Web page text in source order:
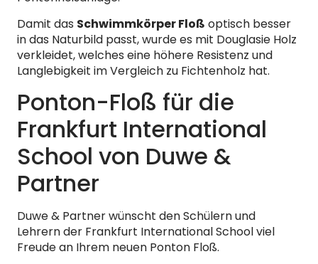
Damit das Schwimmkörper Floß optisch besser
in das Naturbild passt, wurde es mit Douglasie Holz
verkleidet, welches eine höhere Resistenz und
Langlebigkeit im Vergleich zu Fichtenholz hat.
Ponton-Floß für die
Frankfurt International
School von Duwe &
Partner
Duwe & Partner wünscht den Schülern und
Lehrern der Frankfurt International School viel
Freude an Ihrem neuen Ponton Floß.